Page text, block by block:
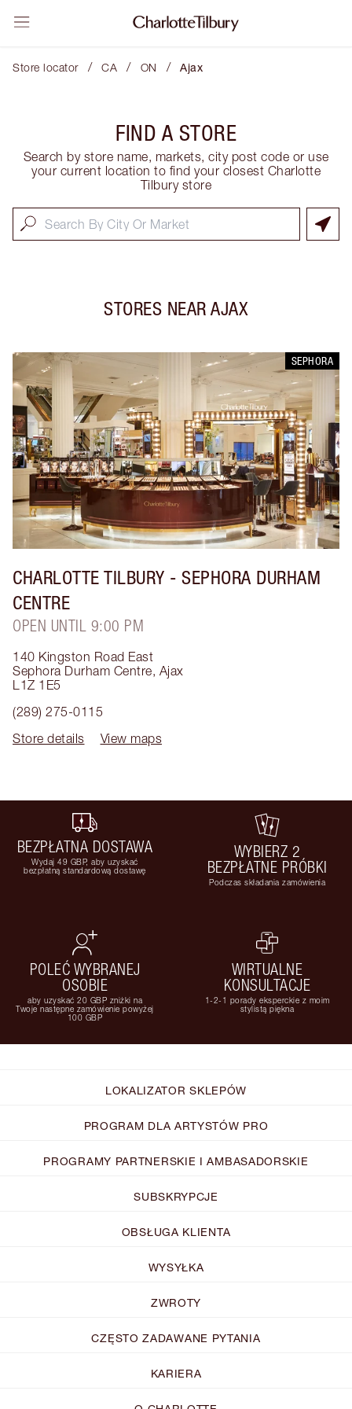
Store locator / CA / ON / Ajax
FIND A STORE
Search by store name, markets, city post code or use
your current location to find your closest Charlotte
Tilbury store
STORES NEAR AJAX
SEPHORA
CHARLOTTE TILBURY - SEPHORA DURHAM
CENTRE
OPEN UNTIL 9:00 PM
140 Kingston Road East
Sephora Durham Centre, Ajax
L1Z 1E5
(289) 275-0115
Store details
View maps
BEZPŁATNA DOSTAWA
Wydaj 49 GBP, aby uzyskać
bezpłatną standardową dostawę
WYBIERZ 2
BEZPŁATNE PRÓBKI
Podczas składania zamówienia
POLEĆ WYBRANEJ
OSOBIE
aby uzyskać 20 GBP zniżki na
Twoje następne zamówienie powyżej
100 GBP
WIRTUALNE
KONSULTACJE
1-2-1 porady eksperckie z moim
stylistą piękna
LOKALIZATOR SKLEPÓW
PROGRAM DLA ARTYSTÓW PRO
PROGRAMY PARTNERSKIE I AMBASADORSKIE
SUBSKRYPCJE
OBSŁUGA KLIENTA
WYSYŁKA
ZWROTY
CZĘSTO ZADAWANE PYTANIA
KARIERA